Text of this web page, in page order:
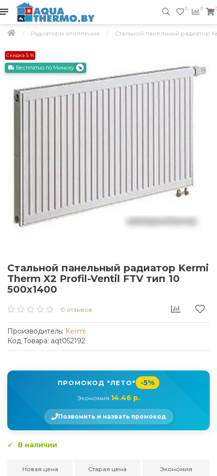
0 0
Радиаторы отопления Стальной панельный радиатор
Скидка 5 %
Бесплатно по Минску
Стальной панельный радиатор Kermi
Therm X2 Profil-Ventil FTV тип 10
500x1400
0 отзывов
Производитель: Kermi
Код Товара: aqt052192
ПРОМОКОД "ЛЕТО" -5%
Экономия 14.46 р.
Позвонить и назвать промокод
В наличии
Новая цена Старая цена Экономия